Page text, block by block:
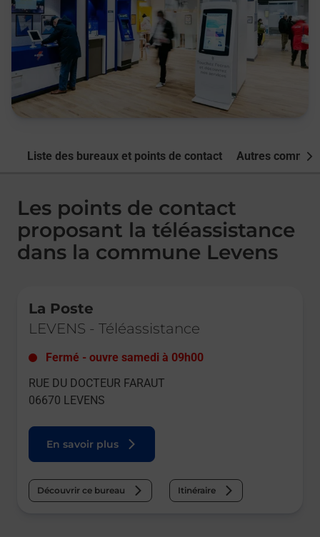
Liste des bureaux et points de contact Autres
Les points de contact
proposant la téléassistance
dans la commune Levens
La Poste
LEVENS - Téléassistance
Fermé - ouvre samedi à 09h00
RUE DU DOCTEUR FARAUT
06670 LEVENS
En savoir plus
Découvrir ce bureau Itinéraire